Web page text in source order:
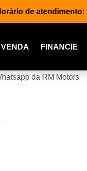
de atendimento:
VENDA FINANCIE
da RM Motors